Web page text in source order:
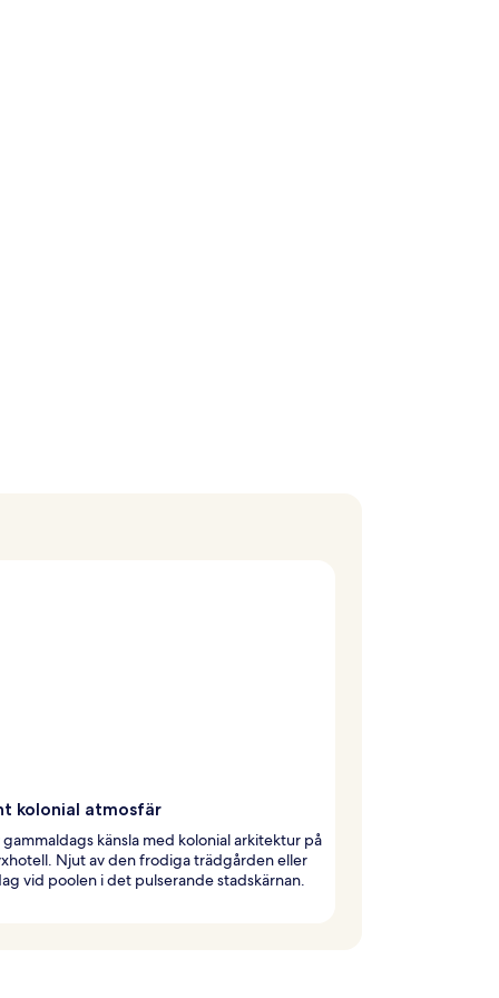
kolonial atmosfär
känsla med kolonial arkitektur på
Njut av den frodiga trädgården eller
vid poolen i det pulserande stadskärnan.